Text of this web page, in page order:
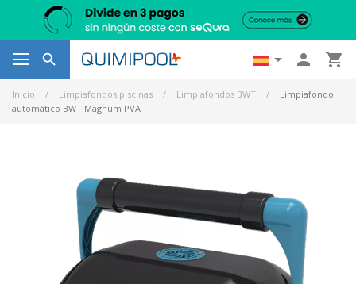
   
Inicio Limpiafondos piscinas Limpiafondos BWT
Limpiafondo
automático BWT Magnum PVA